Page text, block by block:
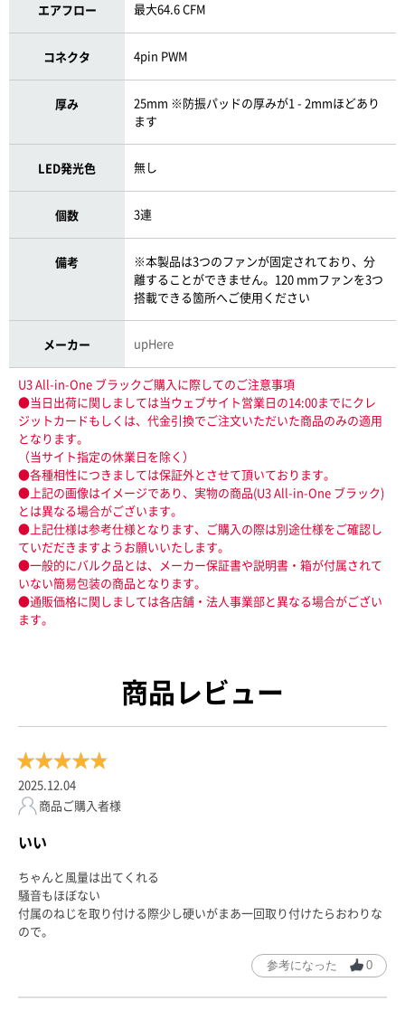
エアフロー 最大64.6 CFM
コネクタ 4pin PWM
厚み
25mm ※防振パッドの厚みが1 - 2mmほどあり
ます
LED発光色 無し
個数 3連
備考
※本製品は3つのファンが固定されており、分
離することができません。120 mmファンを3つ
搭載できる箇所へご使用ください
メーカー upHere
U3 All-in-One ブラックご購入に際してのご注意事項
●当日出荷に関しましては当ウェブサイト営業日の14:00までにクレ
ジットカードもしくは、代金引換でご注文いただいた商品のみの適用
となります。
（当サイト指定の休業日を除く）
●各種相性につきましては保証外とさせて頂いております。
●上記の画像はイメージであり、実物の商品(U3 All-in-One ブラック)
とは異なる場合がございます。
●上記仕様は参考仕様となります、ご購入の際は別途仕様をご確認し
ていだだきますようお願いいたします。
●一般的にバルク品とは、メーカー保証書や説明書・箱が付属されて
いない簡易包装の商品となります。
●通販価格に関しましては各店舗・法人事業部と異なる場合がござい
ます。
商品レビュー
2025.12.04
商品ご購入者様
いい
ちゃんと風量は出てくれる
騒音もほぼない
付属のねじを取り付ける際少し硬いがまあ一回取り付けたらおわりな
ので。
参考になった 0